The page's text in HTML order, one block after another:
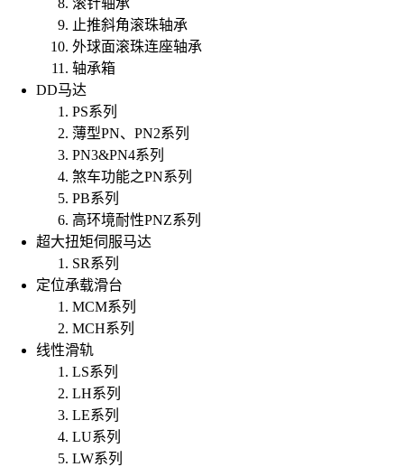
滚针轴承
止推斜角滚珠轴承
外球面滚珠连座轴承
轴承箱
DD马达
PS系列
薄型PN、PN2系列
PN3&PN4系列
煞车功能之PN系列
PB系列
高环境耐性PNZ系列
超大扭矩伺服马达
SR系列
定位承载滑台
MCM系列
MCH系列
线性滑轨
LS系列
LH系列
LE系列
LU系列
LW系列